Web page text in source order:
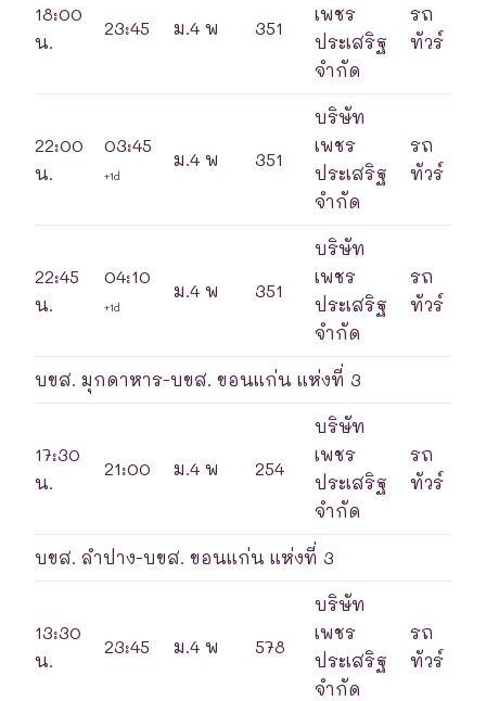
18:00
น.
23:45 ม.4 พ 351
เพชร
ประเสริฐ
จำกัด
รถ
ทัวร์
22:00
น.
03:45
+1d
ม.4 พ 351
บริษัท
เพชร
ประเสริฐ
จำกัด
รถ
ทัวร์
22:45
น.
04:10
+1d
ม.4 พ 351
บริษัท
เพชร
ประเสริฐ
จำกัด
รถ
ทัวร์
บขส. มุกดาหาร-บขส. ขอนแก่น แห่งที่ 3
17:30
น.
21:00 ม.4 พ 254
บริษัท
เพชร
ประเสริฐ
จำกัด
รถ
ทัวร์
บขส. ลำปาง-บขส. ขอนแก่น แห่งที่ 3
13:30
น.
23:45 ม.4 พ 578
บริษัท
เพชร
ประเสริฐ
จำกัด
รถ
ทัวร์